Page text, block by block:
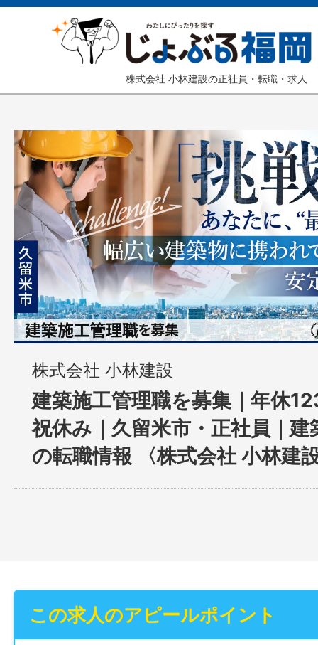
株式会社 小林建設の正社員・転職・求人
株式会社 小林建設
建築施工管理職を募集｜年休
祝休み｜久留米市・正社員｜建
の転職情報 〈株式会社 小林建
この求人のアピールポイント